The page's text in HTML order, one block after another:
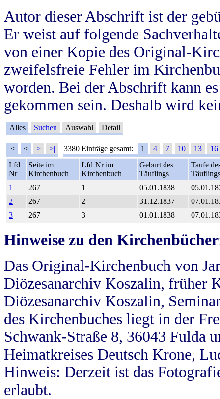
Autor dieser Abschrift ist der
Er weist auf folgende
von einer Kopie des Original-
zweifelsfreie Fehler im
worden. Bei der Abschrift kann
gekommen sein. Deshalb wird
Alles Suchen Auswahl Detail
|< < > >| 3380 Einträge gesamt: 1 4 7 10 13
16
Lfd-
Nr
Seite im
Kirchenbuch
Lfd-Nr im
Kirchenbuch
Geburt des
Täuflings
Taufe
Täuflings
1
267 1 05.01.1838
2
267 2 31.12.1837
3
267 3 01.01.1838
Hinweise zu den
Das Original-Kirchenbuch von
Diözesanarchiv Koszalin, früher
Diözesanarchiv Koszalin,
des Kirchenbuches liegt in der
Schwank-Straße 8, 36043 Fulda
Heimatkreises Deutsch Krone,
Hinweis: Derzeit ist das
erlaubt.